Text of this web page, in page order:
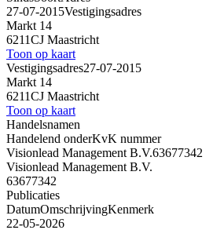
27-07-2015Vestigingsadres
Markt 14
6211CJ Maastricht
Toon op kaart
Vestigingsadres27-07-2015
Markt 14
6211CJ Maastricht
Toon op kaart
Handelsnamen
Handelend onderKvK nummer
Visionlead Management B.V.63677342
Visionlead Management B.V.
63677342
Publicaties
DatumOmschrijvingKenmerk
22-05-2026